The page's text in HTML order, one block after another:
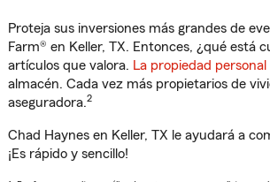
Proteja sus inversiones más grandes de
Farm® en Keller, TX. Entonces, ¿qué está
artículos que valora. La propiedad personal
almacén. Cada vez más propietarios de
aseguradora.2
Chad Haynes en Keller, TX le ayudará a
¡Es rápido y sencillo!